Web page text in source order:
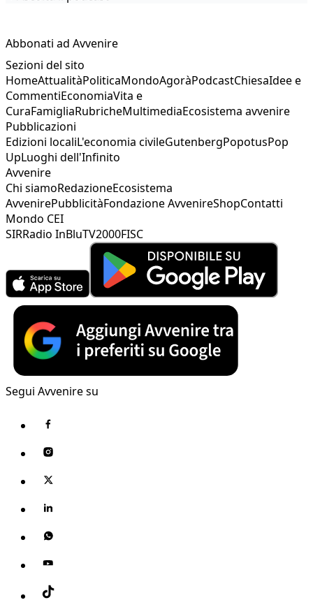
Abbonati ad Avvenire
Sezioni del sito
HomeAttualitàPoliticaMondoAgoràPodcastChiesaIdee e
CommentiEconomiaVita e
CuraFamigliaRubricheMultimediaEcosistema avvenire
Pubblicazioni
Edizioni localiL'economia civileGutenbergPopotusPop
UpLuoghi dell'Infinito
Avvenire
Chi siamoRedazioneEcosistema
AvvenirePubblicitàFondazione AvvenireShopContatti
Mondo CEI
SIRRadio InBluTV2000FISC
Segui Avvenire su